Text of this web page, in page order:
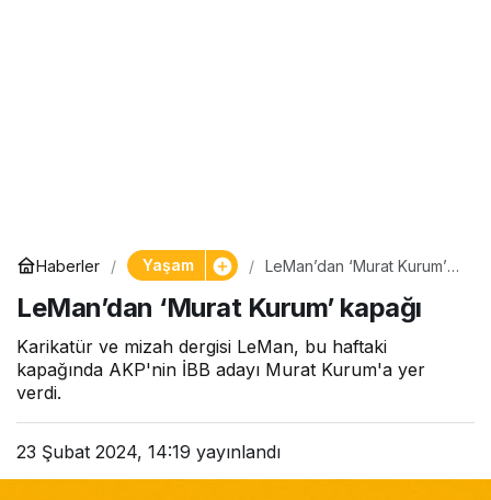
Haberler Yaşam
LeMan’dan ‘Murat Kurum’
LeMan’dan ‘Murat Kurum’ kapağı
Karikatür ve mizah dergisi LeMan, bu haftaki
kapağında AKP'nin İBB adayı Murat Kurum'a yer
verdi.
23 Şubat 2024, 14:19 yayınlandı